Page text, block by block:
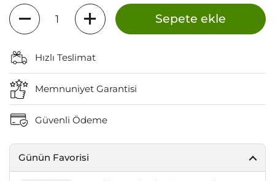
Miktar
Sepete ekle
Hızlı Teslimat
Memnuniyet Garantisi
Güvenli Ödeme
Günün Favorisi